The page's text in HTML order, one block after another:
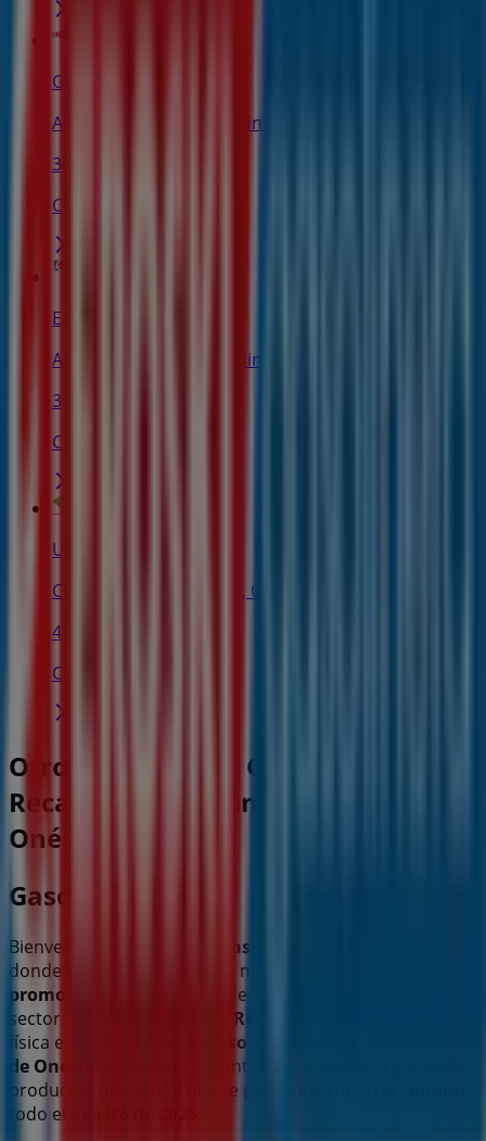
Gasolinera Eroski
Alonso Pesquera 44, Quintanilla de Onésimo
365 m
Cerrado
Eroski
Alonso Pesquera 44, Quintanilla de Onésimo
366 m
Cerrado
Unicaja Banco
Cl Alonso Pesquera S/n, Quintanilla de Onésimo
431 m
Cerrado
Otros negocios de Coches, Motos y
Recambios en Quintanilla de
Onésimo
Gasolinera Eroski
Bienvenido a la tienda de Gasolinera Eroski
donde podrás descubrir las mejores
promociones
de esta destacada marca del
sector de
Coches, Motos y Recambios
física está ubicada en
Alonso Pesquera 44
de Onésimo
, y en ella encontrarás una amplia gama de
productos de calidad que te permitirán ahorrar durante
todo el